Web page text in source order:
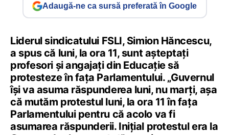
Adaugă-ne ca sursă preferată în Google
Liderul sindicatului FSLI, Simion Hăncescu,
a spus că luni, la ora 11, sunt așteptați
profesori și angajați din Educație să
protesteze în fața Parlamentului. „Guvernul
își va asuma răspunderea luni, nu marți, așa
că mutăm protestul luni, la ora 11 în fața
Parlamentului pentru că acolo va fi
asumarea răspunderii. Inițial protestul era la